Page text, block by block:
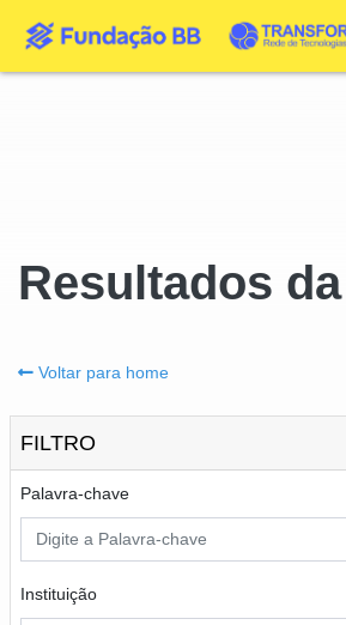
Resultados
Voltar para home
FILTRO
Palavra-chave
Instituição